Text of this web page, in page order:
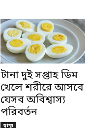
টানা দুই সপ্তাহ ডিম
খেলে শরীরে আসবে
যেসব অবিশ্বাস্য
পরিবর্তন
স্বাস্থ্য